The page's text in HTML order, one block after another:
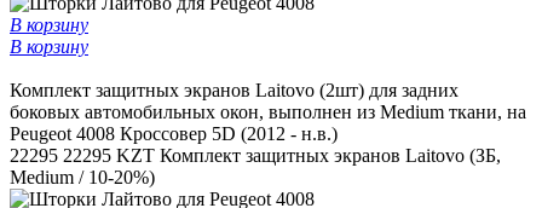
В корзину
В корзину
Комплект защитных экранов Laitovo (2шт) для задних
боковых автомобильных окон, выполнен из Medium ткани, на
Peugeot 4008 Кроссовер 5D (2012 - н.в.)
22295 22295 KZT Комплект защитных экранов Laitovo (ЗБ,
Medium / 10-20%)